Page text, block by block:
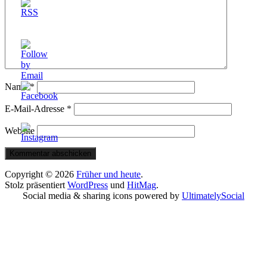
Name*
E-Mail-Adresse *
Website
Copyright © 2026 Früher und heute.
Stolz präsentiert WordPress und HitMag.
Social media & sharing icons powered by UltimatelySocial